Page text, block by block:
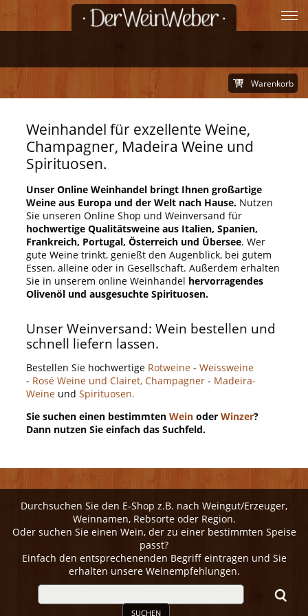
Warenkorb
Weinhandel für exzellente Weine,
Champagner, Madeira Weine und
Spirituosen.
Unser Online Weinhandel bringt Ihnen großartige
Weine aus Europa und der Welt nach Hause.Nutzen
Sie unseren Online Shop und Weinversand für
hochwertige Qualitätsweine aus Italien, Spanien,
Frankreich, Portugal, Österreich und Übersee. Wer
gute Weine trinkt, genießt den Augenblick, bei gutem
Essen, alleine oder in Gesellschaft. Außerdem erhalten
Sie in unserem online Weinhandel hervorragendes
Olivenöl und ausgesuchte Spirituosen.
Unser Weinversand: Wein bestellen und
schnell liefern lassen.
Bestellen Sie hochwertige Rotweine- Weissweine
- Rosé Weine und Clairet,Champagner- Madeira-
Weineund Spirituosen.
Sie suchen einen bestimmten Weinoder Winzer?
Dann nutzen Sie einfach das Suchfeld.
Durchsuchen Sie den E-Shop z.B. nach Weingut/Erzeuger,
Weinnamen, Rebsorte oder Region.
Oder suchen Sie einen Wein, der zu einer bestimmten Speise
passt?
Einfach den entsprechenenden Begriff eintragen und Sie
erhalten unsere Weinempfehlungen.
SUCHEN